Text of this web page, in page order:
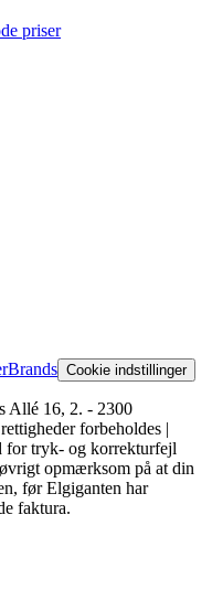
priser
Brands Cookie indstillinger
Allé 16, 2. - 2300
forbeholdes |
for tryk- og korrekturfejl
opmærksom på at din
før Elgiganten har
faktura.